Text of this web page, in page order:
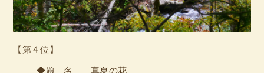
【第４位】
◆題 名 真夏の花